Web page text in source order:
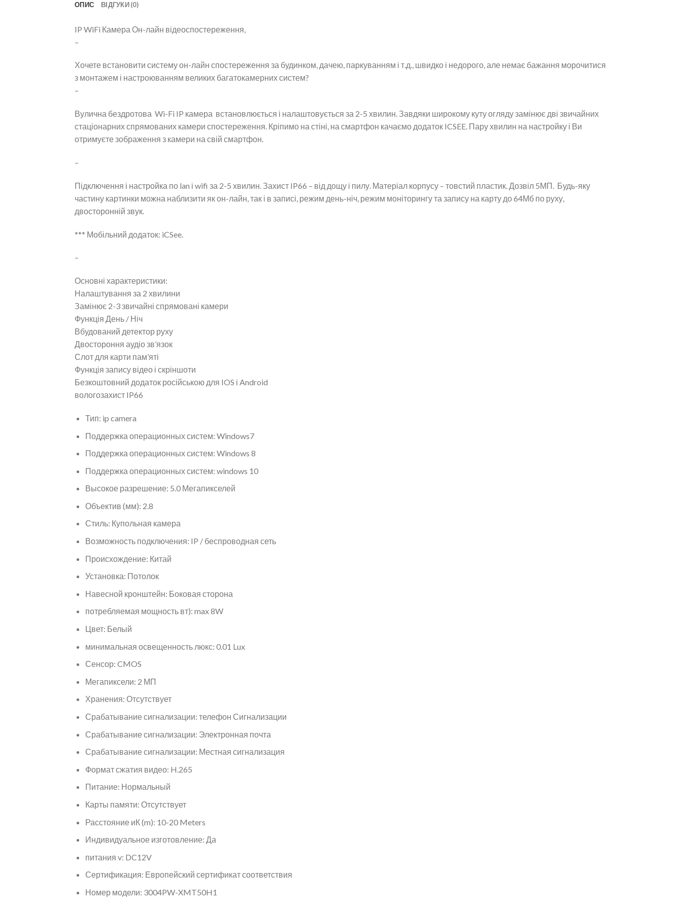
ОПИС ВІДГУКИ (0)
IP WiFi Камера Он-лайн відеоспостереження,
–
Хочете встановити систему он-лайн спостереження за будинком, дачею, паркуванням і т.д., швидко і недорого, але немає бажання морочитися
з монтажем і настроюванням великих багатокамерних систем?
–
Вулична бездротова Wi-Fi IP камера встановлюється і налаштовується за 2-5 хвилин. Завдяки широкому куту огляду замінює дві звичайних
стаціонарних спрямованих камери спостереження. Кріпимо на стіні, на смартфон качаємо додаток ICSEE. Пару хвилин на настройку і Ви
отримуєте зображення з камери на свій смартфон.
–
Підключення і настройка по lan і wifi за 2-5 хвилин. Захист IP66 – від дощу і пилу. Матеріал корпусу – товстий пластик. Дозвіл 5МП. Будь-яку
частину картинки можна наблизити як он-лайн, так і в записі, режим день-ніч, режим моніторингу та запису на карту до 64Мб по руху,
двосторонній звук.
*** Мобільний додаток: iCSee.
–
Основні характеристики:
Налаштування за 2 хвилини
Замінює 2-3 звичайні спрямовані камери
Функція День / Ніч
Вбудований детектор руху
Двостороння аудіо зв’язок
Слот для карти пам’яті
Функція запису відео і скріншоти
Безкоштовний додаток російською для IOS і Android
вологозахист IP66
Тип: ip camera
Поддержка операционных систем: Windows7
Поддержка операционных систем: Windows 8
Поддержка операционных систем: windows 10
Высокое разрешение: 5.0 Мегапикселей
Объектив (мм): 2.8
Стиль: Купольная камера
Возможность подключения: IP / беспроводная сеть
Происхождение: Китай
Установка: Потолок
Навесной кронштейн: Боковая сторона
потребляемая мощность вт): max 8W
Цвет: Белый
минимальная освещенность люкс: 0.01 Lux
Сенсор: CMOS
Мегапиксели: 2 МП
Хранения: Отсутствует
Срабатывание сигнализации: телефон Сигнализации
Срабатывание сигнализации: Электронная почта
Срабатывание сигнализации: Местная сигнализация
Формат сжатия видео: H.265
Питание: Нормальный
Карты памяти: Отсутствует
Расстояние иК (m): 10-20 Meters
Индивидуальное изготовление: Да
питания v: DC12V
Сертификация: Европейский сертификат соответствия
Номер модели: 3004PW-XMT50H1